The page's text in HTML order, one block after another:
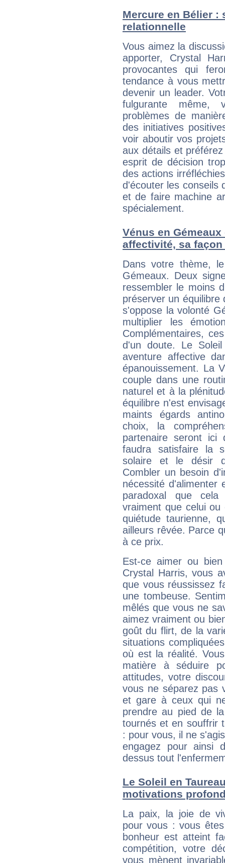
Mercure en Bélier :
relationnelle
Vous aimez la
apporter, Crystal
provocantes qui
tendance à vous
devenir un leader.
fulgurante même,
problèmes de
des initiatives
voir aboutir vos
aux détails et
esprit de décision
des actions
d'écouter les conseils
et de faire machine
spécialement.
Vénus en
affectivité, sa
Dans votre thème,
Gémeaux. Deux
ressembler le moins
préserver un équilibre
s'oppose la volonté
multiplier les
Complémentaires,
d'un doute. Le Soleil
aventure affective
épanouissement. La
couple dans une
naturel et à la
équilibre n'est
maints égards
choix, la
partenaire seront ici
faudra satisfaire la
solaire et le désir
Combler un besoin
nécessité d'alimenter
paradoxal que
vraiment que celui ou
quiétude taurienne,
ailleurs rêvée. Parce
à ce prix.
Est-ce aimer ou
Crystal Harris, vous
que vous réussissez
une tombeuse.
mêlés que vous ne
aimez vraiment ou
goût du flirt, de la
situations
où est la réalité.
matière à séduire
attitudes, votre
vous ne séparez pas
et gare à ceux qui
prendre au pied de
tournés et en souffrir
: pour vous, il ne
engagez pour ainsi
dessus tout
Le Soleil en
motivations
La paix, la joie de
pour vous : vous
bonheur est atteint
compétition, votre
vous mènent